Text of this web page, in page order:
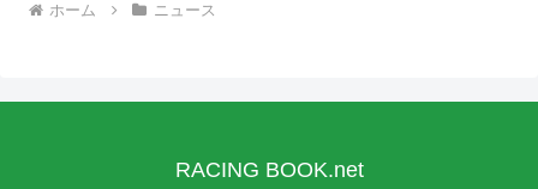
ホーム ニュース
RACING BOOK.net